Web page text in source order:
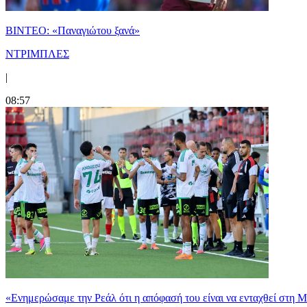
ΒΙΝΤΕΟ: «Παναγιώτου ξανά»
ΝΤΡΙΜΠΛΕΣ
|
08:57
«Ενημερώσαμε την Ρεάλ ότι η απόφασή του είναι να ενταχθεί στη